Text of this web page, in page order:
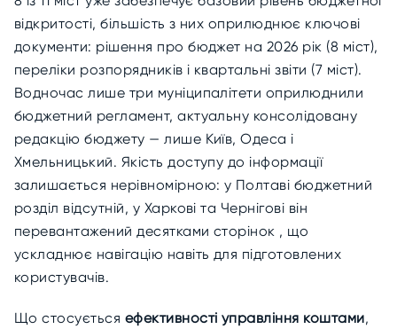
відкритості, більшість з них оприлюднює ключові
документи: рішення про бюджет на 2026 рік (8 міст),
переліки розпорядників і квартальні звіти (7 міст).
Водночас лише три муніципалітети оприлюднили
бюджетний регламент, актуальну консолідовану
редакцію бюджету — лише Київ, Одеса і
Хмельницький. Якість доступу до інформації
залишається нерівномірною: у Полтаві бюджетний
розділ відсутній, у Харкові та Чернігові він
перевантажений десятками сторінок , що
ускладнює навігацію навіть для підготовлених
користувачів.
Що стосується ефективності управління коштами,